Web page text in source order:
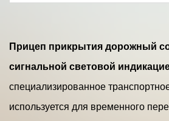
Прицеп прикрытия дорожный
сигнальной световой
специализированное
используется для временного